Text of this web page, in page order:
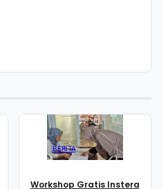
BERITA
Workshop Gratis Instera